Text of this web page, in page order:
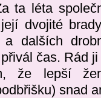
ta léta
dvojité
dalších
čas. Rád
že lepší
snad